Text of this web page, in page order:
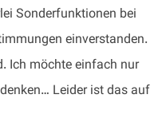
Sonderfunktionen bei
einverstanden.
Ich möchte einfach nur
Leider ist das auf